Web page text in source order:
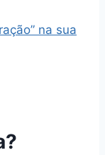
na sua